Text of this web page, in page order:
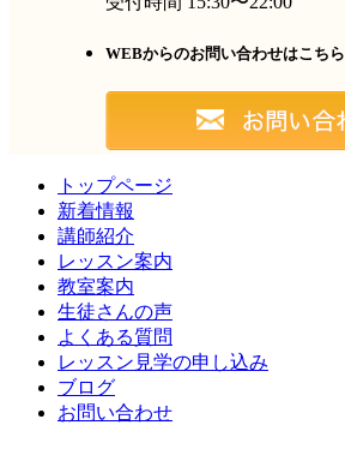
WEBからのお問い合わせはこちら
トップページ
新着情報
講師紹介
レッスン案内
教室案内
生徒さんの声
よくある質問
レッスン見学の申し込み
ブログ
お問い合わせ